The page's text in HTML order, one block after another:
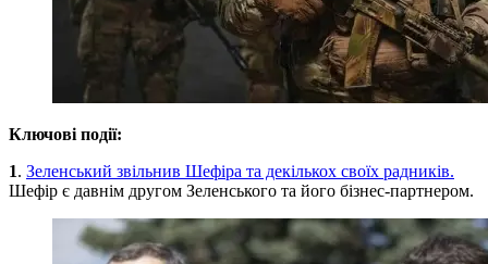
Ключові події:
1. Зеленський звільнив Шефіра та декількох своїх радників.
Шефір є давнім другом Зеленського та його бізнес-партнером.